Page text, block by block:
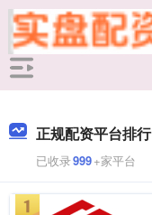
正规配资平台排行
已收录999+家平台